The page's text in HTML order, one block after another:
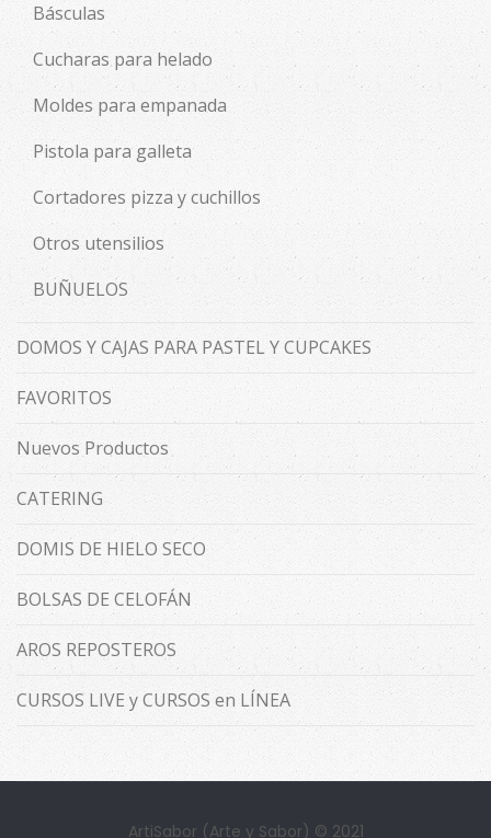
Básculas
Cucharas para helado
Moldes para empanada
Pistola para galleta
Cortadores pizza y cuchillos
Otros utensilios
BUÑUELOS
DOMOS Y CAJAS PARA PASTEL Y CUPCAKES
FAVORITOS
Nuevos Productos
CATERING
DOMIS DE HIELO SECO
BOLSAS DE CELOFÁN
AROS REPOSTEROS
CURSOS LIVE y CURSOS en LÍNEA
ArtiSabor (Arte y Sabor) © 2021